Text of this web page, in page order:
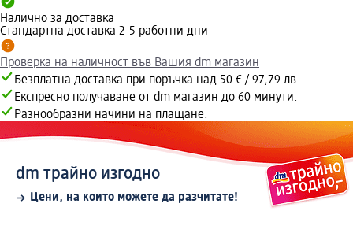
Налично за доставка
Стандартна доставка 2-5 работни дни
Проверка на наличност във Вашия dm магазин
Безплатна доставка при поръчка над 50 € / 97,79 лв.
Експресно получаване от dm магазин до 60 минути.
Разнообразни начини на плащане.
dm трайно изгодно
Цени, на които можете да разчитате!